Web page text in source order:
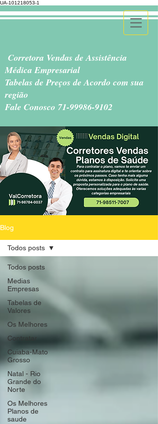
UA-101218053-1
Corretora Vendas de Assistência
Médica Empresarial
Tabelas de Preços de Acordo com sua
região
Fale Conosco 71-99986-9102
Blog
Todos posts
Medias
Empresas
Tabelas de
Valores
Os Melhores
Contratar
Cuiaba-Mato
Grosso
Natal - Rio
Grande do
Norte
Os Melhores
Planos de
saude
Todos posts